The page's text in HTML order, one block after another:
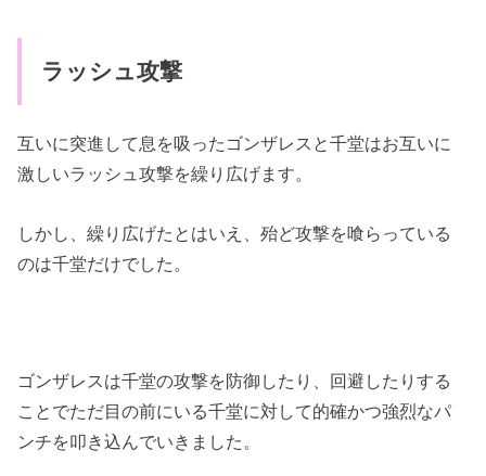
ラッシュ攻撃
互いに突進して息を吸ったゴンザレスと千堂はお互いに
激しいラッシュ攻撃を繰り広げます。
しかし、繰り広げたとはいえ、殆ど攻撃を喰らっている
のは千堂だけでした。
ゴンザレスは千堂の攻撃を防御したり、回避したりする
ことでただ目の前にいる千堂に対して的確かつ強烈なパ
ンチを叩き込んでいきました。